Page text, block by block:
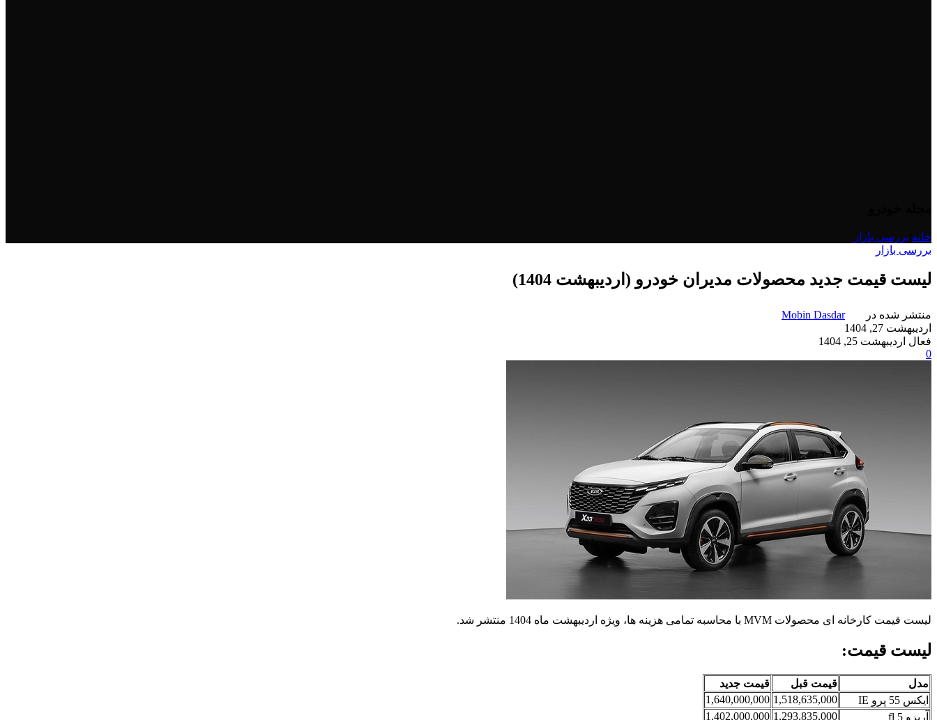
خانه بررسی بازار
بررسی بازار
لیست قیمت جدید محصولات مدیران خودرو (اردیبهشت 1404)
منتشر شده در
Mobin Dasdar
اردیبهشت 27, 1404
فعال اردیبهشت 25, 1404
0
لیست قیمت کارخانه ای محصولات MVM با محاسبه تمامی هزینه ها، ویژه اردیبهشت ماه 1404 منتشر شد.
لیست قیمت:
مدل قیمت قبل
قیمت جدید
ایکس 55 پرو IE
1,518,635,000
1,640,000,000
آریزو 5 fl
1,293,835,000
1,402,000,000